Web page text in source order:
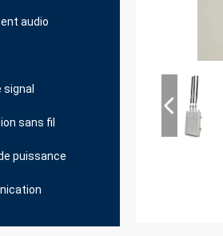
audio
sans fil
puissance